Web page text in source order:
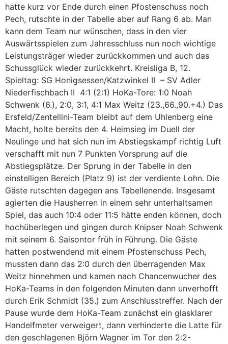
hatte kurz vor Ende durch einen Pfostenschuss noch
Pech, rutschte in der Tabelle aber auf Rang 6 ab. Man
kann dem Team nur wünschen, dass in den vier
Auswärtsspielen zum Jahresschluss nun noch wichtige
Leistungsträger wieder zurückkommen und auch das
Schussglück wieder zurückkehrt. Kreisliga B, 12.
Spieltag: SG Honigsessen/Katzwinkel II – SV Adler
Niederfischbach II 4:1 (2:1) HoKa-Tore: 1:0 Noah
Schwenk (6.), 2:0, 3:1, 4:1 Max Weitz (23.,66.,90.+4.) Das
Ersfeld/Zentellini-Team bleibt auf dem Uhlenberg eine
Macht, holte bereits den 4. Heimsieg im Duell der
Neulinge und hat sich nun im Abstiegskampf richtig Luft
verschafft mit nun 7 Punkten Vorsprung auf die
Abstiegsplätze. Der Sprung in der Tabelle in den
einstelligen Bereich (Platz 9) ist der verdiente Lohn. Die
Gäste rutschten dagegen ans Tabellenende. Insgesamt
agierten die Hausherren in einem sehr unterhaltsamen
Spiel, das auch 10:4 oder 11:5 hätte enden können, doch
hochüberlegen und gingen durch Knipser Noah Schwenk
mit seinem 6. Saisontor früh in Führung. Die Gäste
hatten postwendend mit einem Pfostenschuss Pech,
mussten dann das 2:0 durch den überragenden Max
Weitz hinnehmen und kamen nach Chancenwucher des
HoKa-Teams in den folgenden Minuten dann unverhofft
durch Erik Schmidt (35.) zum Anschlusstreffer. Nach der
Pause wurde dem HoKa-Team zunächst ein glasklarer
Handelfmeter verweigert, dann verhinderte die Latte für
den geschlagenen Björn Wagner im Tor den 2:2-